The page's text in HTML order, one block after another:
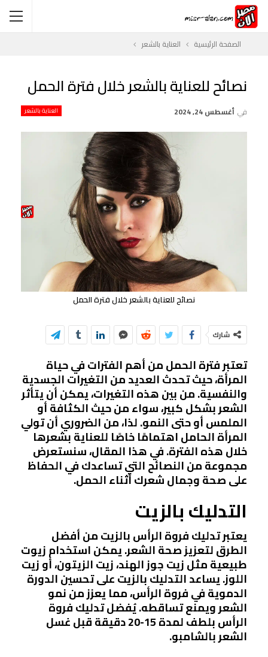
الصفحة الرئيسية العناية بالشعر
نصائح للعناية بالشعر خلال فترة الحمل
العناية بالشعر في أغسطس 24, 2024
نصائح للعناية بالشعر خلال فترة الحمل
شارك
تعتبر فترة الحمل من أهم الفترات في حياة
المرأة، حيث تحدث العديد من التغيرات الجسدية
والنفسية. من بين هذه التغيرات، يمكن أن يتأثر
الشعر بشكل كبير، سواء من حيث الكثافة أو
الملمس أو حتى النمو. لذا، من الضروري أن تولي
المرأة الحامل اهتمامًا خاصًا للعناية بشعرها
خلال هذه الفترة. في هذا المقال، سنستعرض
مجموعة من النصائح التي تساعدك في الحفاظ
على صحة وجمال شعرك أثناء الحمل.
التدليك بالزيت
يعتبر تدليك فروة الرأس بالزيت من أفضل
الطرق لتعزيز صحة الشعر. يمكن استخدام زيوت
طبيعية مثل زيت جوز الهند، زيت الزيتون، أو زيت
اللوز. يساعد التدليك بالزيت على تحسين الدورة
الدموية في فروة الرأس، مما يعزز من نمو
الشعر ويمنع تساقطه. يُفضل تدليك فروة
الرأس بلطف لمدة 15-20 دقيقة قبل غسل
الشعر بالشامبو.